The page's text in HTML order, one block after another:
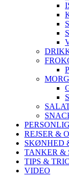
REJSER &
SKØNHED
TANKER &
TIPS &
VIDEO